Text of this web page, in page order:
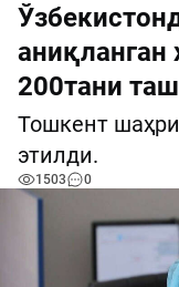
аниқланган
200тани
Тошкент
этилди.
1503 0